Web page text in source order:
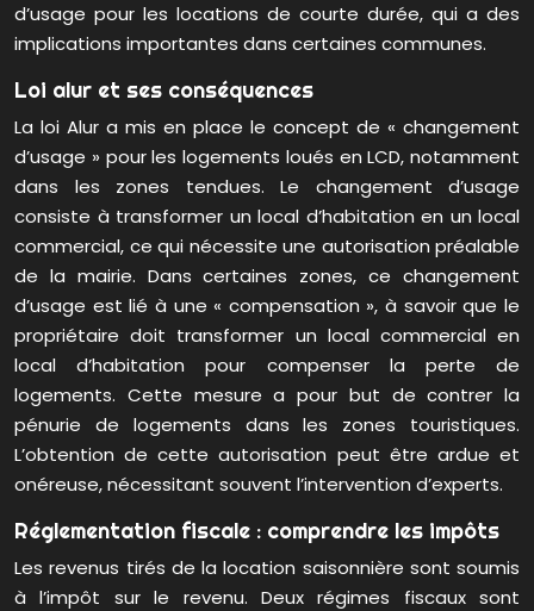
d’usage pour les locations de courte durée, qui a des
implications importantes dans certaines communes.
Loi alur et ses conséquences
La loi Alur a mis en place le concept de « changement
d’usage » pour les logements loués en LCD, notamment
dans les zones tendues. Le changement d’usage
consiste à transformer un local d’habitation en un local
commercial, ce qui nécessite une autorisation préalable
de la mairie. Dans certaines zones, ce changement
d’usage est lié à une « compensation », à savoir que le
propriétaire doit transformer un local commercial en
local d’habitation pour compenser la perte de
logements. Cette mesure a pour but de contrer la
pénurie de logements dans les zones touristiques.
L’obtention de cette autorisation peut être ardue et
onéreuse, nécessitant souvent l’intervention d’experts.
Réglementation fiscale : comprendre les impôts
Les revenus tirés de la location saisonnière sont soumis
à l’impôt sur le revenu. Deux régimes fiscaux sont